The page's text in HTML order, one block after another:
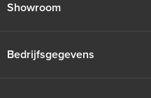
Showroom
Bedrijfsgegevens